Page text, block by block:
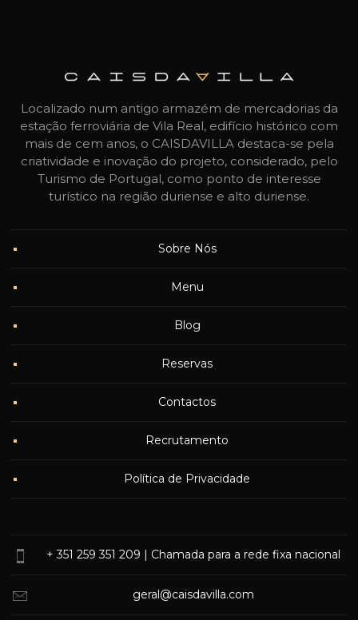
Localizado num antigo armazém de mercadorias da
estação ferroviária de Vila Real, edifício histórico com
mais de cem anos, o CAISDAVILLA destaca-se pela
criatividade e inovação do projeto, considerado, pelo
Turismo de Portugal, como ponto de interesse
turístico na região duriense e alto duriense.
Sobre Nós
Menu
Blog
Reservas
Contactos
Recrutamento
Política de Privacidade
+ 351 259 351 209 | Chamada para a rede fixa nacional
geral@caisdavilla.com